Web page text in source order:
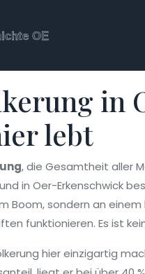
in
lebt
,die Gesamtheit aller
in Oer-Erkenschwick
Boom, sondern an
funktionieren. Es ist
hier einzigartig